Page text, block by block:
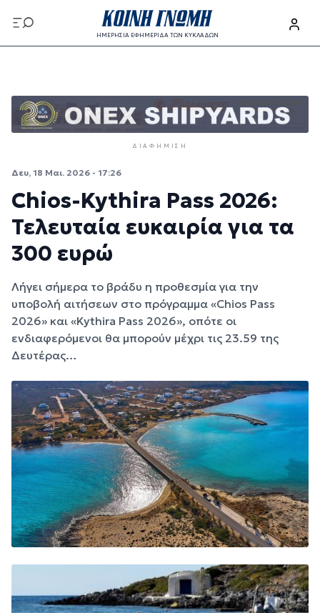
Παράκαμψη προς το κυρίως περιεχόμενο
ΗΜΕΡΗΣΙΑ ΕΦΗΜΕΡΙΔΑ ΤΩΝ ΚΥΚΛΑΔΩΝ
ΔΙΑΦΉΜΙΣΗ
Δευ, 18 Μαι. 2026 - 17:26
Chios-Kythira Pass 2026:
Τελευταία ευκαιρία για τα
300 ευρώ
Λήγει σήμερα το βράδυ η προθεσμία για την
υποβολή αιτήσεων στo πρόγραμμα «Chios Pass
2026» και «Kythira Pass 2026», οπότε οι
ενδιαφερόμενοι θα μπορούν μέχρι τις 23.59 της
Δευτέρας…